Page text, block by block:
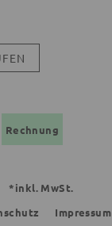
Rechnung
*inkl. MwSt.
Impressum